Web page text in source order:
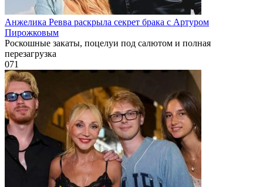
Анжелика Ревва раскрыла секрет брака с Артуром
Пирожковым
Роскошные закаты, поцелуи под салютом и полная
перезагрузка
071